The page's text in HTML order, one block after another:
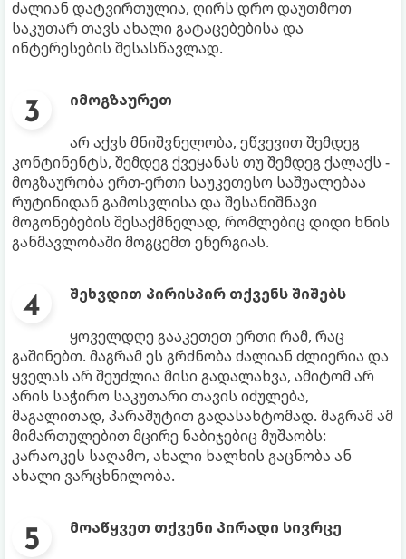
ძალიან დატვირთულია, ღირს დრო დაუთმოთ
საკუთარ თავს ახალი გატაცებებისა და
ინტერესების შესასწავლად.
იმოგზაურეთ
არ აქვს მნიშვნელობა, ეწვევით შემდეგ
კონტინენტს, შემდეგ ქვეყანას თუ შემდეგ ქალაქს -
მოგზაურობა ერთ-ერთი საუკეთესო საშუალებაა
რუტინიდან გამოსვლისა და შესანიშნავი
მოგონებების შესაქმნელად, რომლებიც დიდი ხნის
განმავლობაში მოგცემთ ენერგიას.
შეხვდით პირისპირ თქვენს შიშებს
ყოველდღე გააკეთეთ ერთი რამ, რაც
გაშინებთ. მაგრამ ეს გრძნობა ძალიან ძლიერია და
ყველას არ შეუძლია მისი გადალახვა, ამიტომ არ
არის საჭირო საკუთარი თავის იძულება,
მაგალითად, პარაშუტით გადასახტომად. მაგრამ ამ
მიმართულებით მცირე ნაბიჯებიც მუშაობს:
კარაოკეს საღამო, ახალი ხალხის გაცნობა ან
ახალი ვარცხნილობა.
მოაწყვეთ თქვენი პირადი სივრცე